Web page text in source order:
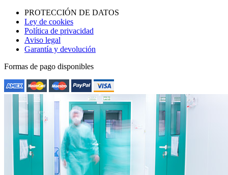
PROTECCIÓN DE DATOS
Ley de cookies
Política de privacidad
Aviso legal
Garantía y devolución
Formas de pago disponibles